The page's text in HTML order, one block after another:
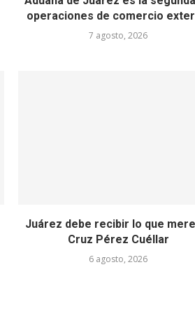
operaciones de comercio
7 agosto, 2026
Juárez debe recibir lo que
Cruz Pérez Cuéllar
6 agosto, 2026